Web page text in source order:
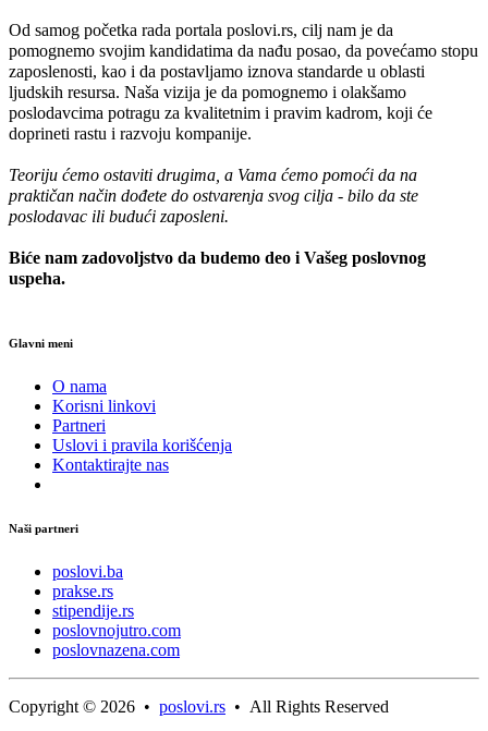
Od samog početka rada portala poslovi.rs, cilj nam je da
pomognemo svojim kandidatima da nađu posao, da povećamo stopu
zaposlenosti, kao i da postavljamo iznova standarde u oblasti
ljudskih resursa. Naša vizija je da pomognemo i olakšamo
poslodavcima potragu za kvalitetnim i pravim kadrom, koji će
doprineti rastu i razvoju kompanije.
Teoriju ćemo ostaviti drugima, a Vama ćemo pomoći da na
praktičan način dođete do ostvarenja svog cilja - bilo da ste
poslodavac ili budući zaposleni.
Biće nam zadovoljstvo da budemo deo i Vašeg poslovnog
uspeha.
Glavni meni
O nama
Korisni linkovi
Partneri
Uslovi i pravila korišćenja
Kontaktirajte nas
Naši partneri
poslovi.ba
prakse.rs
stipendije.rs
poslovnojutro.com
poslovnazena.com
Copyright © 2026 • poslovi.rs • All Rights Reserved